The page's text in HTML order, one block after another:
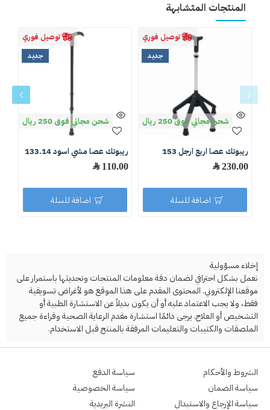
المنتجات المتشابهة
جديد
توصيل فوري
شحن مجاني فوق 250 ريال
ريبوتك عصا اربع ارجل 153
230.00 ﷼
اضافة للسلة
جديد
توصيل فوري
شحن مجاني فوق 250 ريال
ريبوتك عصا مشي اسود 133.14
110.00 ﷼
اضافة للسلة
إخلاء مسؤولية
نعمل بشكل احترافي لضمان دقة معلومات المنتجات وتحديثها باستمرار على
موقعنا الإلكتروني. المحتوى المقدم على هذا الموقع هو لأغراض تسويقية
فقط، ولا يجب الاعتماد عليه أو أن يكون بديلاً عن الاستشارة الطبية أو
التشخيص أو العلاج. يرجى دائمًا استشارة مقدم الرعاية الصحية وقراءة جميع
الملصقات والكتيبات والتعليمات المرفقة بالمنتج قبل الاستخدام.
الشروط والأحكام
سياسة الضمان
سياسة الإرجاع والاستبدال
سياسة الدفع
سياسة الخصوصية
النشرة البريدية